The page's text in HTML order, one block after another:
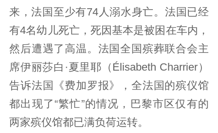
来，法国至少有74人溺水身亡。法国已经
有4名幼儿死亡，死因基本是被困在车内，
然后遭遇了高温。法国全国殡葬联合会主
席伊丽莎白·夏里耶（Élisabeth Charrier）
告诉法国《费加罗报》，全法国的殡仪馆
都出现了“繁忙”的情况，巴黎市区仅有的
两家殡仪馆都已满负荷运转。